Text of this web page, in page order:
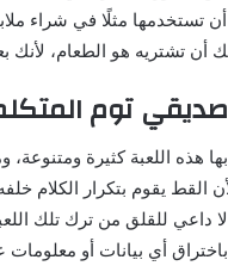
أن تستخدمها مثلًا في شراء
أن تشتريه هو الطعام،
توم المتكلم
هذه اللعبة كثيرة
القط يقوم بتكرار الكلام
داعي للقلق من ترك تلك
أي بيانات أو معلومات